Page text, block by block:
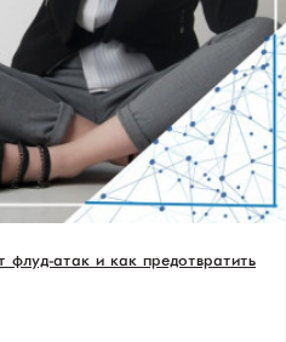
флуд-атак и как предотвратить